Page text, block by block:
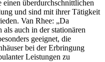
einen überdurchschnittlichen
und sind mit ihrer Tätigkeit
Van Rhee: „Da
auch in der stationären
geeignet, die
bei der Erbringung
Leistungen zu